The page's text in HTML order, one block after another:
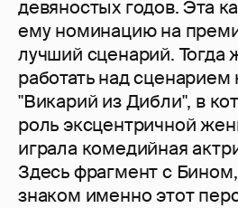
девяностых годов. Эта
ему номинацию на
лучший сценарий. Тогда
работать над сценарием
"Викарий из Дибли", в
роль эксцентричной
играла комедийная
Здесь фрагмент с
знаком именно этот